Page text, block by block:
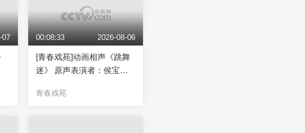
07 00:08:33 2026-08-06
[青春戏苑]动画相声《跳舞
迷》 原声表演者：侯宝林
青春戏苑